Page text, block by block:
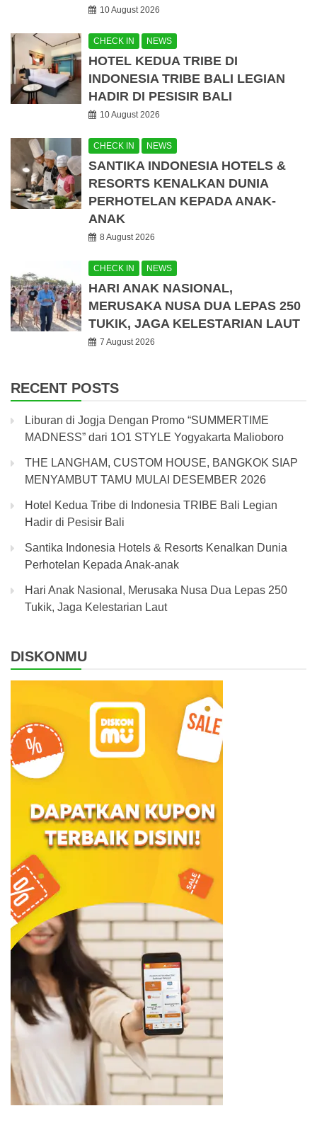
10 August 2026
CHECK IN NEWS
HOTEL KEDUA TRIBE DI
INDONESIA TRIBE BALI LEGIAN
HADIR DI PESISIR BALI
10 August 2026
CHECK IN NEWS
SANTIKA INDONESIA HOTELS &
RESORTS KENALKAN DUNIA
PERHOTELAN KEPADA ANAK-
ANAK
8 August 2026
CHECK IN NEWS
HARI ANAK NASIONAL,
MERUSAKA NUSA DUA LEPAS 250
TUKIK, JAGA KELESTARIAN LAUT
7 August 2026
RECENT POSTS
Liburan di Jogja Dengan Promo “SUMMERTIME
MADNESS” dari 1O1 STYLE Yogyakarta Malioboro
THE LANGHAM, CUSTOM HOUSE, BANGKOK SIAP
MENYAMBUT TAMU MULAI DESEMBER 2026
Hotel Kedua Tribe di Indonesia TRIBE Bali Legian
Hadir di Pesisir Bali
Santika Indonesia Hotels & Resorts Kenalkan Dunia
Perhotelan Kepada Anak-anak
Hari Anak Nasional, Merusaka Nusa Dua Lepas 250
Tukik, Jaga Kelestarian Laut
DISKONMU